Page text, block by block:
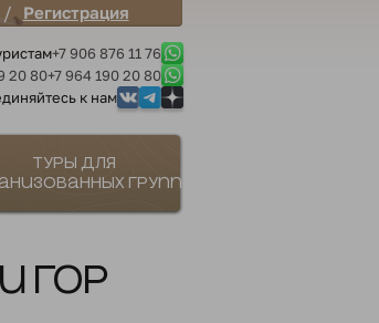
/ Регистрация
+7 906 876 11 76
20 80+7 964 190 20 80
к нам
Туры для
групп
гор